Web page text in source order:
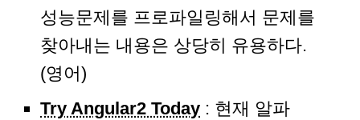
성능문제를 프로파일링해서 문제를
찾아내는 내용은 상당히 유용하다.
(영어)
Try Angular2 Today : 현재 알파